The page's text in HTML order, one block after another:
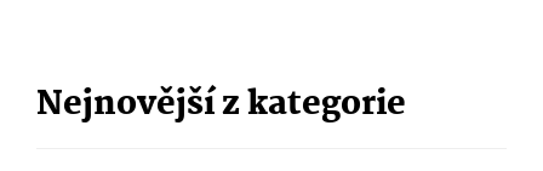
Nejnovější z kategorie